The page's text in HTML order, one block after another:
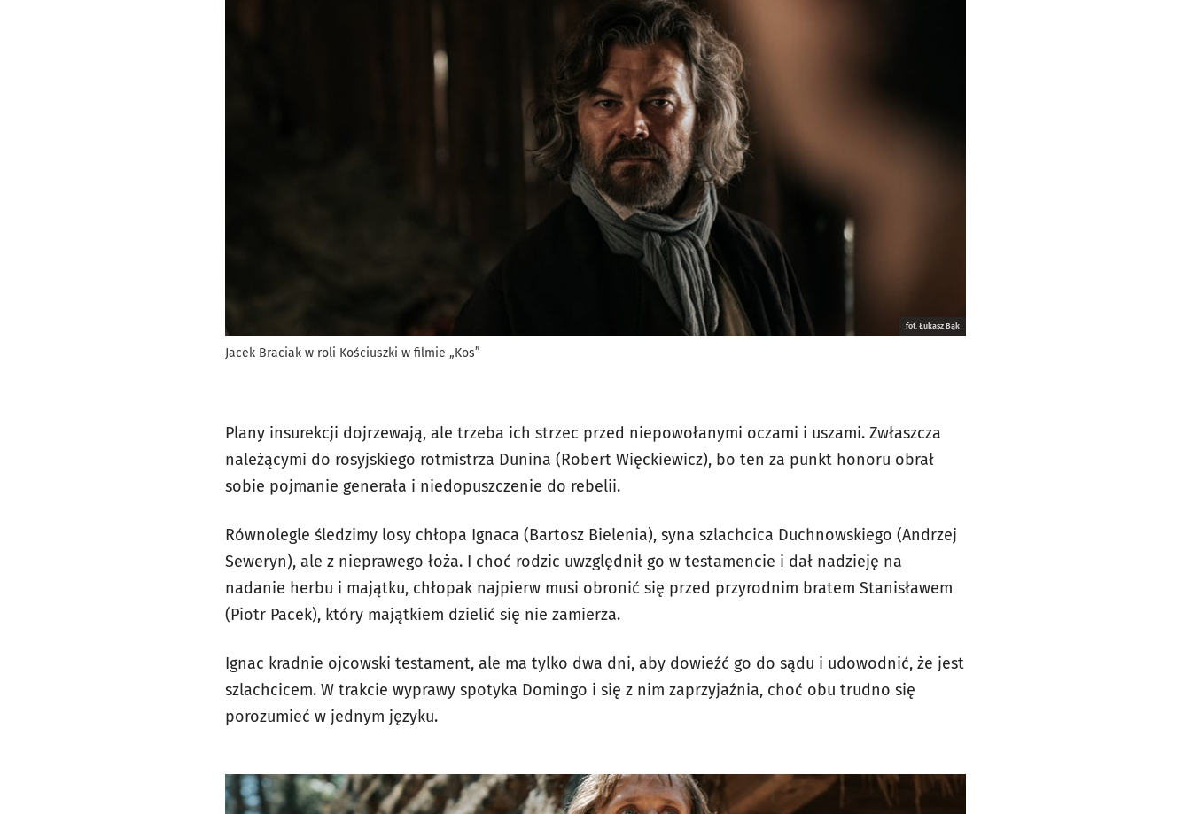
fot. Łukasz Bąk
Jacek Braciak w roli Kościuszki w filmie „Kos”
Plany insurekcji dojrzewają, ale trzeba ich strzec przed niepowołanymi oczami i uszami. Zwłaszcza
należącymi do rosyjskiego rotmistrza Dunina (Robert Więckiewicz), bo ten za punkt honoru obrał
sobie pojmanie generała i niedopuszczenie do rebelii.
Równolegle śledzimy losy chłopa Ignaca (Bartosz Bielenia), syna szlachcica Duchnowskiego (Andrzej
Seweryn), ale z nieprawego łoża. I choć rodzic uwzględnił go w testamencie i dał nadzieję na
nadanie herbu i majątku, chłopak najpierw musi obronić się przed przyrodnim bratem Stanisławem
(Piotr Pacek), który majątkiem dzielić się nie zamierza.
Ignac kradnie ojcowski testament, ale ma tylko dwa dni, aby dowieźć go do sądu i udowodnić, że jest
szlachcicem. W trakcie wyprawy spotyka Domingo i się z nim zaprzyjaźnia, choć obu trudno się
porozumieć w jednym języku.